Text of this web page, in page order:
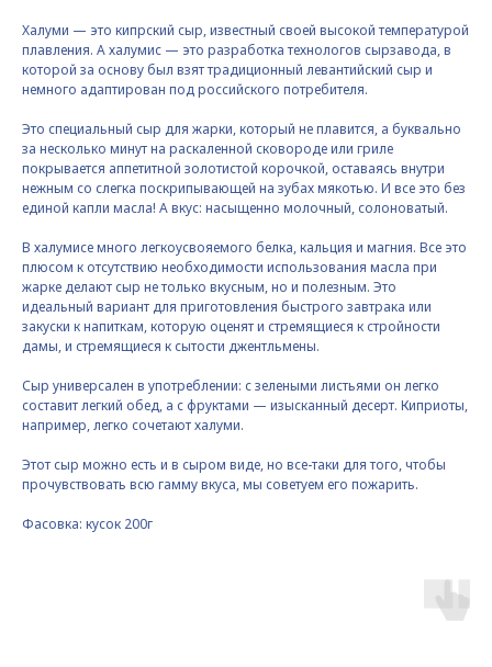
Халуми — это кипрский сыр, известный своей высокой температурой
плавления. А халумис — это разработка технологов сырзавода, в
которой за основу был взят традиционный левантийский сыр и
немного адаптирован под российского потребителя.
Это специальный сыр для жарки, который не плавится, а буквально
за несколько минут на раскаленной сковороде или гриле
покрывается аппетитной золотистой корочкой, оставаясь внутри
нежным со слегка поскрипывающей на зубах мякотью. И все это без
единой капли масла! А вкус: насыщенно молочный, солоноватый.
В халумисе много легкоусвояемого белка, кальция и магния. Все это
плюсом к отсутствию необходимости использования масла при
жарке делают сыр не только вкусным, но и полезным. Это
идеальный вариант для приготовления быстрого завтрака или
закуски к напиткам, которую оценят и стремящиеся к стройности
дамы, и стремящиеся к сытости джентльмены.
Сыр универсален в употреблении: с зелеными листьями он легко
составит легкий обед, а с фруктами — изысканный десерт. Киприоты,
например, легко сочетают халуми.
Этот сыр можно есть и в сыром виде, но все-таки для того, чтобы
прочувствовать всю гамму вкуса, мы советуем его пожарить.
Фасовка: кусок 200г